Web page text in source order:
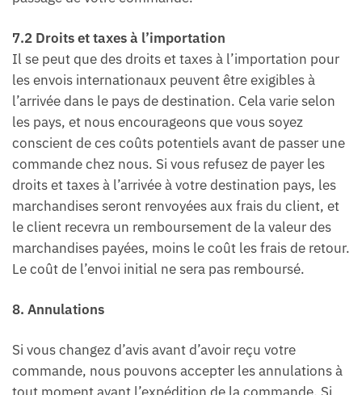
7.2 Droits et taxes à l’importation
Il se peut que des droits et taxes à l’importation pour
les envois internationaux peuvent être exigibles à
l’arrivée dans le pays de destination. Cela varie selon
les pays, et nous encourageons que vous soyez
conscient de ces coûts potentiels avant de passer une
commande chez nous. Si vous refusez de payer les
droits et taxes à l’arrivée à votre destination pays, les
marchandises seront renvoyées aux frais du client, et
le client recevra un remboursement de la valeur des
marchandises payées, moins le coût les frais de retour.
Le coût de l’envoi initial ne sera pas remboursé.
8. Annulations
Si vous changez d’avis avant d’avoir reçu votre
commande, nous pouvons accepter les annulations à